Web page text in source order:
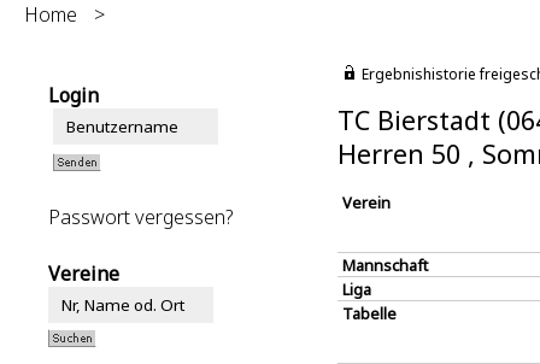
Home >
Login
Passwort vergessen?
Vereine
Ergebnishistorie
TC Bierstadt
Herren 50 ,
Verein
Mannschaft
Liga
Tabelle